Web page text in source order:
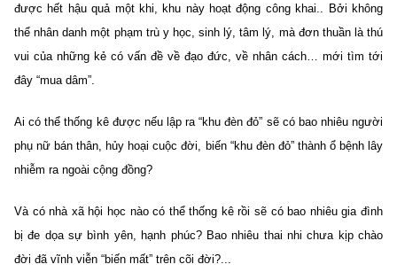
được hết hậu quả một khi, khu này hoạt động công khai.. Bởi không
thể nhân danh một phạm trù y học, sinh lý, tâm lý, mà đơn thuần là thú
vui của những kẻ có vấn đề về đạo đức, về nhân cách… mới tìm tới
đây “mua dâm”.
Ai có thể thống kê được nếu lập ra “khu đèn đỏ” sẽ có bao nhiêu người
phụ nữ bán thân, hủy hoại cuộc đời, biến “khu đèn đỏ” thành ổ bệnh lây
nhiễm ra ngoài cộng đồng?
Và có nhà xã hội học nào có thể thống kê rồi sẽ có bao nhiêu gia đình
bị đe dọa sự bình yên, hạnh phúc? Bao nhiêu thai nhi chưa kịp chào
đời đã vĩnh viễn “biến mất” trên cõi đời?...